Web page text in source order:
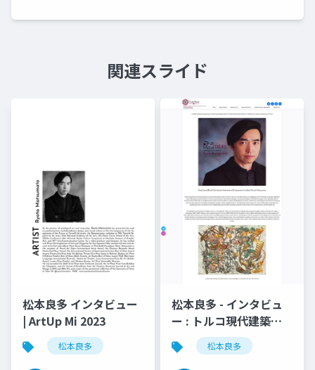
関連スライド
松本良多 インタビュー
| ArtUp Mi 2023
松本良多
松本良多 - インタビュ
ー : トルコ現代建築と
美術 | TraMod アカデ
ミー 2023
松本良多